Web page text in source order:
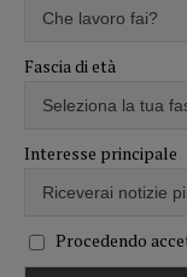
Fascia di età
Interesse principale
Procedendo